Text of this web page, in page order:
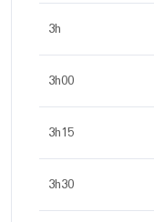
3h
3h00
3h15
3h30